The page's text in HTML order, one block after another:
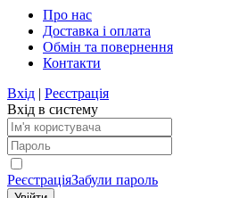
Про нас
Доставка і оплата
Обмін та повернення
Контакти
Вхід | Реєстрація
Вхід в систему
РеєстраціяЗабули пароль